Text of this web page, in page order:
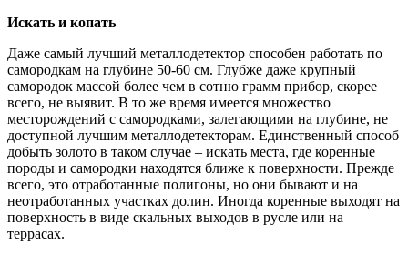
Искать и копать
Даже самый лучший металлодетектор способен работать по
самородкам на глубине 50-60 см. Глубже даже крупный
самородок массой более чем в сотню грамм прибор, скорее
всего, не выявит. В то же время имеется множество
месторождений с самородками, залегающими на глубине, не
доступной лучшим металлодетекторам. Единственный способ
добыть золото в таком случае – искать места, где коренные
породы и самородки находятся ближе к поверхности. Прежде
всего, это отработанные полигоны, но они бывают и на
неотработанных участках долин. Иногда коренные выходят на
поверхность в виде скальных выходов в русле или на
террасах.